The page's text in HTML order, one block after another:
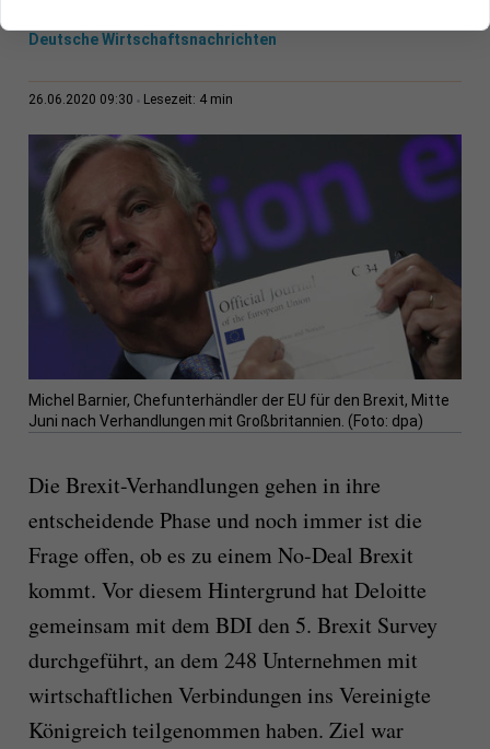
Deutsche Wirtschaftsnachrichten
26.06.2020 09:30 Lesezeit: 4 min
Michel Barnier, Chefunterhändler der EU für den Brexit, Mitte
Juni nach Verhandlungen mit Großbritannien. (Foto: dpa)
Die Brexit-Verhandlungen gehen in ihre
entscheidende Phase und noch immer ist die
Frage offen, ob es zu einem No-Deal Brexit
kommt. Vor diesem Hintergrund hat Deloitte
gemeinsam mit dem BDI den 5. Brexit Survey
durchgeführt, an dem 248 Unternehmen mit
wirtschaftlichen Verbindungen ins Vereinigte
Königreich teilgenommen haben. Ziel war